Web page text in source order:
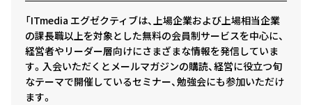
「ITmedia エグゼクティブは、上場企業および上場相当企業
の課長職以上を対象とした無料の会員制サービスを中心に、
経営者やリーダー層向けにさまざまな情報を発信していま
す。入会いただくとメールマガジンの購読、経営に役立つ旬
なテーマで開催しているセミナー、勉強会にも参加いただけ
ます。